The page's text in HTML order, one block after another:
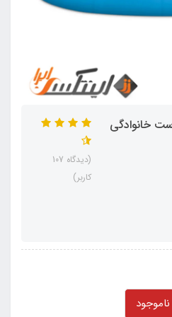
خانوادگی
(دیدگاه 107
کاربر)
ناموجود